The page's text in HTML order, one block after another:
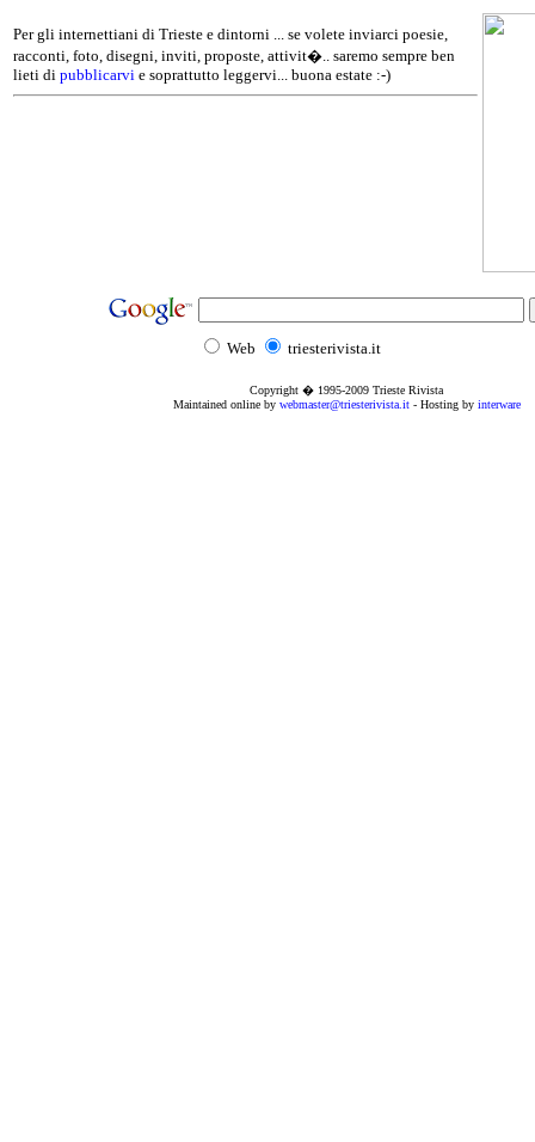
Per gli internettiani di Trieste e dintorni ... se volete inviarci poesie,
racconti, foto, disegni, inviti, proposte, attivit�.. saremo sempre ben
lieti di pubblicarvi e soprattutto leggervi... buona estate :-)
Web triesterivista.it
Copyright � 1995-2009 Trieste Rivista
Maintained online by webmaster@triesterivista.it- Hosting by interware